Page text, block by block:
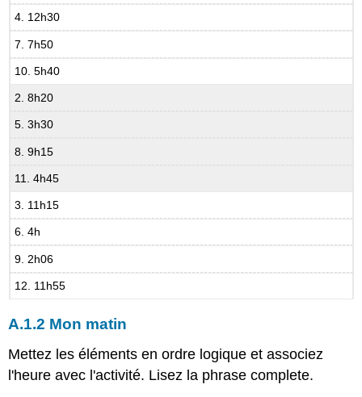
4. 12h30
7. 7h50
10. 5h40
2. 8h20
5. 3h30
8. 9h15
11. 4h45
3. 11h15
6. 4h
9. 2h06
12. 11h55
A.1.2 Mon matin
Mettez les éléments en ordre logique et associez
l'heure avec l'activité. Lisez la phrase complete.